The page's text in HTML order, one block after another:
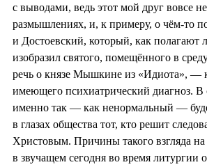
с выводами, ведь этот мой друг вовсе
размышлениях, и, к примеру, о чём-то
и Достоевский, который, как полагают
изобразил святого, помещённого в
речь о князе Мышкине из «Идиота», —
имеющего психиатрический диагноз. В
именно так — как ненормальный —
в глазах общества тот, кто решит
Христовым. Причины такого взгляда на
в звучащем сегодня во время литургии